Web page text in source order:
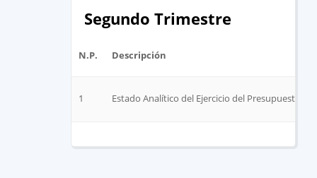
Segundo Trimestre
N.P. Descripción
1 Estado Analítico del Ejercicio del Presupuesto